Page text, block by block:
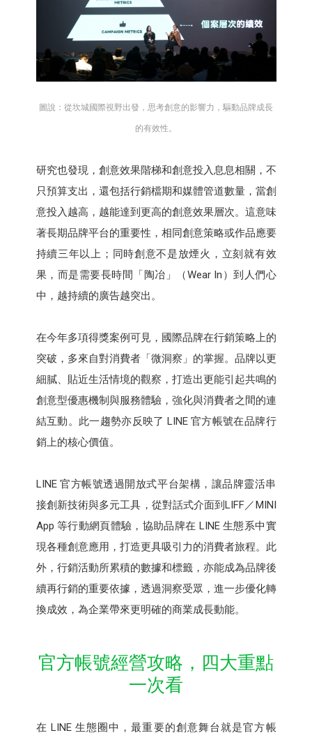
圖說：從坎城國際視野出發，思考創意的影響力，驅動品牌成長
的有效性。
研究也發現，創意效果階梯和創意投入息息相關，不
只預算支出，還包括行銷檔期和媒體管道數量，當創
意投入越高，越能達到更高的創意效果層次。這意味
著長期品牌平台的重要性，相同創意策略或作品應要
持續三年以上；同時創意不是放煙火，立刻就有效
果，而是需要長時間「陶冶」（Wear In）到人們心
中，越持續的廣告越突出。
在今年多項得獎案例可見，國際品牌在行銷策略上的
突破，多來自對消費者「微洞察」的掌握。品牌以更
細膩、貼近生活情境的觀察，打造出更能引起共鳴的
創意型優惠機制與服務體驗，強化與消費者之間的連
結互動。此一趨勢亦反映了 LINE 官方帳號在品牌行
銷上的核心價值。
LINE 官方帳號透過開放式平台架構，讓品牌靈活串
接創新技術與多元工具，從對話式介面到LIFF／MINI
App 等行動網頁體驗，協助品牌在 LINE 生態系中實
現各種創意應用，打造更具吸引力的消費者旅程。此
外，行銷活動所累積的數據和標籤，亦能成為品牌後
續再行銷的重要依據，透過洞察受眾，進一步優化轉
換成效，為企業帶來更明確的商業成長動能。
官方帳號經營攻略，四大重點
一次看
在 LINE 生態圈中，最重要的創意舞台就是官方帳